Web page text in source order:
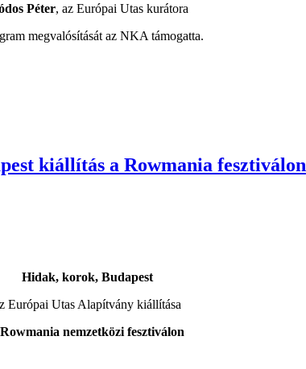
Péter, az Európai Utas kurátora
megvalósítását az NKA támogatta.
kiállítás a Rowmania fesztiválon
Hidak, korok, Budapest
Európai Utas Alapítvány kiállítása
nemzetközi fesztiválon